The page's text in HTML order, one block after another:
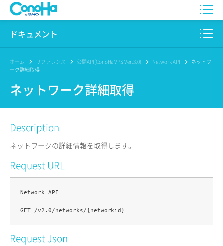
WING
Pencil
サービス一覧
サポート
ドキュメント
このサイトについて
プロダクト
リファレンス
リリースノート
ホーム リファレンス 公開API(ConoHa VPS Ver.3.0) Network API
ネットワ
ーク詳細取得
ネットワーク詳細取得
Description
ネットワークの詳細情報を取得します。
Request URL
Network API
Request Json